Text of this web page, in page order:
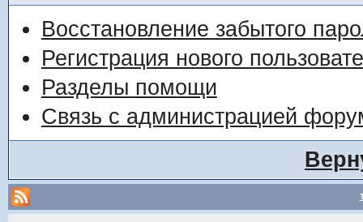
Восстановление забытого
Регистрация нового
Разделы помощи
Связь с администрацией